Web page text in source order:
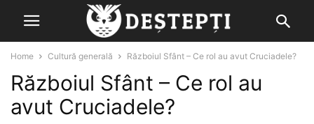
Home Cultură generală Războiul Sfânt – Ce rol au avut Cruciadele?
Războiul Sfânt – Ce rol au
avut Cruciadele?